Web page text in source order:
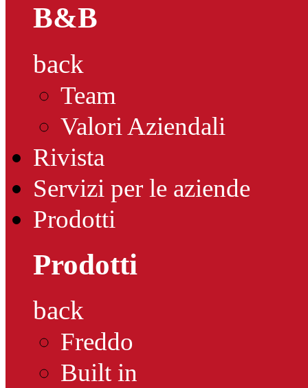
B&B
back
Team
Valori Aziendali
Rivista
Servizi per le aziende
Prodotti
Prodotti
back
Freddo
Built in